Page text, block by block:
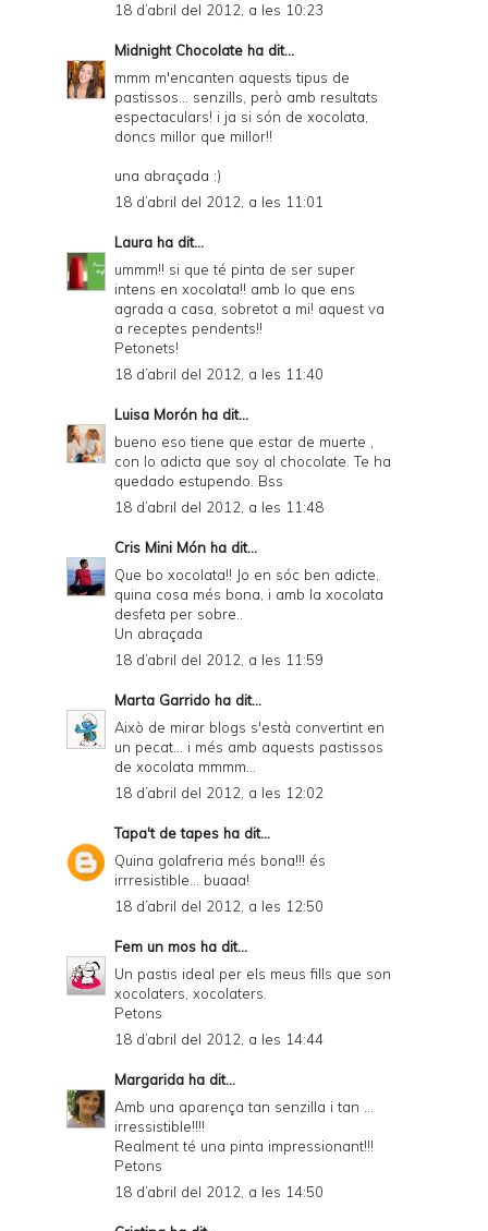
18 d’abril del 2012, a les 10:23
Midnight Chocolate ha dit...
mmm m'encanten aquests tipus de
pastissos... senzills, però amb resultats
espectaculars! i ja si són de xocolata,
doncs millor que millor!!
una abraçada :)
18 d’abril del 2012, a les 11:01
Laura ha dit...
ummm!! si que té pinta de ser super
intens en xocolata!! amb lo que ens
agrada a casa, sobretot a mi! aquest va
a receptes pendents!!
Petonets!
18 d’abril del 2012, a les 11:40
Luisa Morón ha dit...
bueno eso tiene que estar de muerte ,
con lo adicta que soy al chocolate. Te ha
quedado estupendo. Bss
18 d’abril del 2012, a les 11:48
Cris Mini Món ha dit...
Que bo xocolata!! Jo en sóc ben adicte,
quina cosa més bona, i amb la xocolata
desfeta per sobre..
Un abraçada
18 d’abril del 2012, a les 11:59
Marta Garrido ha dit...
Això de mirar blogs s'està convertint en
un pecat... i més amb aquests pastissos
de xocolata mmmm...
18 d’abril del 2012, a les 12:02
Tapa't de tapes ha dit...
Quina golafreria més bona!!! és
irrresistible... buaaa!
18 d’abril del 2012, a les 12:50
Fem un mos ha dit...
Un pastis ideal per els meus fills que son
xocolaters, xocolaters.
Petons
18 d’abril del 2012, a les 14:44
Margarida ha dit...
Amb una aparença tan senzilla i tan ...
irressistible!!!!
Realment té una pinta impressionant!!!
Petons
18 d’abril del 2012, a les 14:50